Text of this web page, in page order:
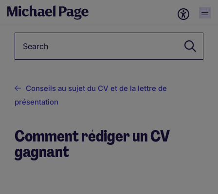
Conseils au sujet du CV et de la lettre de
présentation
Comment rédiger un CV
gagnant